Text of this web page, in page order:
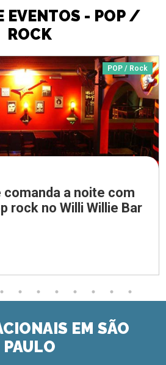
EVENTOS - POP /
ROCK
POP / Rock
comanda a noite com
rock no Willi Willie Bar
EM SÃO
PAULO